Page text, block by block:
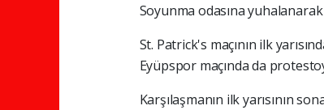
Soyunma odasına
St. Patrick's maçının ilk
Eyüpspor maçında da
Karşılaşmanın ilk yarısının